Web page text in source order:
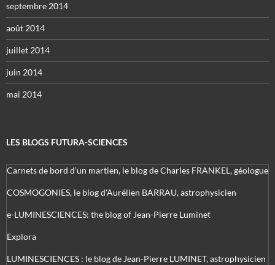
septembre 2014
août 2014
juillet 2014
juin 2014
mai 2014
LES BLOGS FUTURA-SCIENCES
Carnets de bord d’un martien, le blog de Charles FRANKEL, géologue
COSMOGONIES, le blog d'Aurélien BARRAU, astrophysicien
e-LUMINESCIENCES: the blog of Jean-Pierre Luminet
Explora
LUMINESCIENCES : le blog de Jean-Pierre LUMINET, astrophysicien